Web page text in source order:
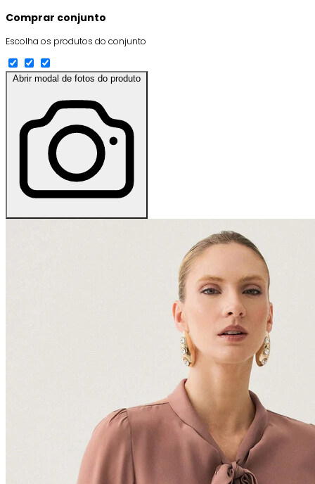
Comprar conjunto
Escolha os produtos do conjunto
Abrir modal de fotos do produto